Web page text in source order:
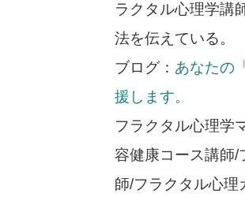
ラクタル心理学講
法を伝えている。
ブログ： あなたの
援します。
フラクタル心理学
容健康コース講師/
師/フラクタル心理